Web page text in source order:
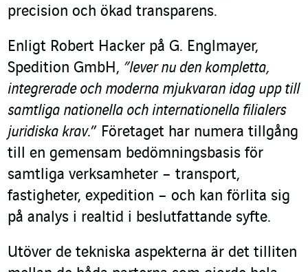
precision och ökad transparens.
Enligt Robert Hacker på G. Englmayer,
Spedition GmbH, ”lever nu den kompletta,
integrerade och moderna mjukvaran idag upp till
samtliga nationella och internationella filialers
juridiska krav.” Företaget har numera tillgång
till en gemensam bedömningsbasis för
samtliga verksamheter – transport,
fastigheter, expedition – och kan förlita sig
på analys i realtid i beslutfattande syfte.
Utöver de tekniska aspekterna är det tilliten